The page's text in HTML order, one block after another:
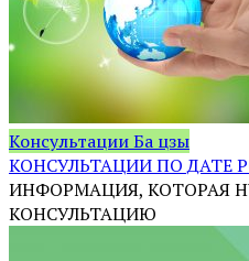
Консультации Ба цзы
КОНСУЛЬТАЦИИ ПО ДАТЕ
ИНФОРМАЦИЯ, КОТОРАЯ
КОНСУЛЬТАЦИЮ